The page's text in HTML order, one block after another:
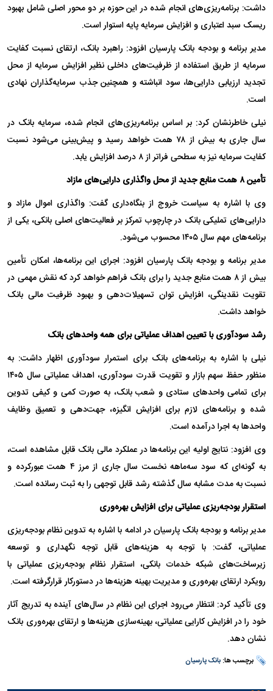
داشت: برنامه‌ریزی‌های انجام شده در این حوزه بر دو محور اصلی شامل بهبود
ریسک سبد اعتباری و افزایش سرمایه پایه استوار است.
مدیر برنامه و بودجه بانک پارسیان افزود: راهبرد بانک، ارتقای نسبت کفایت
سرمایه از طریق استفاده از ظرفیت‌های داخلی نظیر افزایش سرمایه از محل
تجدید ارزیابی دارایی‌ها، سود انباشته و همچنین جذب سرمایه‌گذاران نهادی
است.
نیلی خاطرنشان کرد: بر اساس برنامه‌ریزی‌های انجام شده، سرمایه بانک در
سال جاری به بیش از ۷۸ همت خواهد رسید و پیش‌بینی می‌شود نسبت
کفایت سرمایه نیز به سطحی فراتر از ۸ درصد افزایش یابد.
تأمین ۸ همت منابع جدید از محل واگذاری دارایی‌های مازاد
وی با اشاره به سیاست خروج از بنگاه‌داری گفت: واگذاری اموال مازاد و
دارایی‌های تملیکی بانک در چارچوب تمرکز بر فعالیت‌های اصلی بانکی، یکی از
برنامه‌های مهم سال ۱۴۰۵ محسوب می‌شود.
مدیر برنامه و بودجه بانک پارسیان افزود: اجرای این برنامه‌ها، امکان تأمین
بیش از ۸ همت منابع جدید را برای بانک فراهم خواهد کرد که نقش مهمی در
تقویت نقدینگی، افزایش توان تسهیلات‌دهی و بهبود ظرفیت مالی بانک
خواهد داشت.
رشد سودآوری با تعیین اهداف عملیاتی برای همه واحد‌های بانک
نیلی با اشاره به برنامه‌های بانک برای استمرار سودآوری اظهار داشت: به
منظور حفظ سهم بازار و تقویت قدرت سودآوری، اهداف عملیاتی سال ۱۴۰۵
برای تمامی واحد‌های ستادی و شعب بانک، به صورت کمی و کیفی تدوین
شده و برنامه‌های لازم برای افزایش انگیزه، جهت‌دهی و تعمیق وظایف
واحد‌ها به اجرا درآمده است.
وی افزود: نتایج اولیه این برنامه‌ها در عملکرد مالی بانک قابل مشاهده است،
به گونه‌ای که سود سه‌ماهه نخست سال جاری از مرز ۴ همت عبورکرده و
نسبت به مدت مشابه سال گذشته رشد قابل توجهی را به ثبت رسانده است.
استقرار بودجه‌ریزی عملیاتی برای افزایش بهره‌وری
مدیر برنامه و بودجه بانک پارسیان در ادامه با اشاره به تدوین نظام بودجه‌ریزی
عملیاتی، گفت: با توجه به هزینه‌های قابل توجه نگهداری و توسعه
زیرساخت‌های شبکه خدمات بانکی، استقرار نظام بودجه‌ریزی عملیاتی با
رویکرد ارتقای بهره‌وری و مدیریت بهینه هزینه‌ها در دستورکار قرارگرفته است.
وی تأکید کرد: انتظار می‌رود اجرای این نظام در سال‌های آینده به تدریج آثار
خود را در افزایش کارایی عملیاتی، بهینه‌سازی هزینه‌ها و ارتقای بهره‌وری بانک
نشان دهد.
برچسب ها:بانک پارسیان